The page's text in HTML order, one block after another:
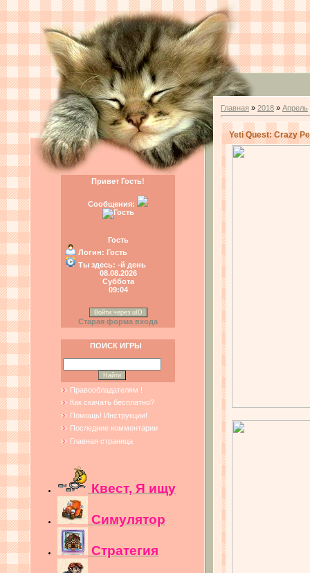
Привет Гость!
Сообщения:
Гость
Логин: Гость
Ты здесь: -й день
08.08.2026
Суббота
09:04
Войти через uID
Старая форма входа
ПОИСК ИГРЫ
Правообладателям !
Как скачать бесплатно?
Помощь! Инструкции!
Последние комментарии
Главная страница
Квест, Я ищу
Симулятор
Стратегия
Главная » 2018 » Апрель
Yeti Quest: Crazy